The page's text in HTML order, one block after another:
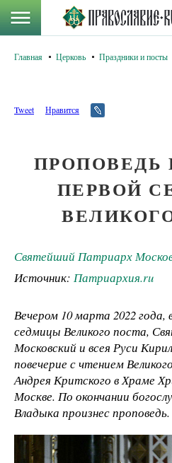
Главная Церковь Праздники и посты
Tweet Нравится
ПРОПОВЕДЬ
ПЕРВОЙ
Святейший Патриарх
Источник: Патриархия.ru
Вечером 10 марта 2022 года,
седмицы Великого поста,
Московский и всея Руси
повечерие с чтением
Андрея Критского в Храме
Москве. По окончании
Владыка произнес проповедь.